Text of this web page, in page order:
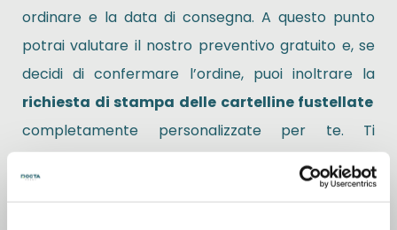
ordinare e la data di consegna. A questo punto
potrai valutare il nostro preventivo gratuito e, se
decidi di confermare l’ordine, puoi inoltrare la
richiesta di stampa delle cartelline fustellate
completamente personalizzate per te. Ti
forniamo la possibilità, infatti, di inviarci il file con il
layout grafico che tu stesso hai ideato per le tue